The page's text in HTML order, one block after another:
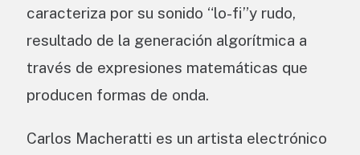
caracteriza por su sonido “lo-fi”y rudo,
resultado de la generación algorítmica a
través de expresiones matemáticas que
producen formas de onda.
Carlos Macheratti es un artista electrónico